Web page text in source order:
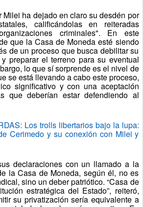
Milei ha dejado en claro su desdén por
calificándolas en reiteradas
criminales". En este
que la Casa de Moneda esté siendo
de un proceso que busca debilitar su
preparar el terreno para su eventual
lo que sí sorprende es el nivel de
se está llevando a cabo este proceso,
significativo y con una aceptación
que deberían estar defendiendo al
Los trolls libertarios bajo la lupa:
Cerimedo y su conexión con Milei y
declaraciones con un llamado a la
la Casa de Moneda, según él, no es
sino un deber patriótico. “Casa de
estratégica del Estado”, reiteró,
su privatización sería equivalente a